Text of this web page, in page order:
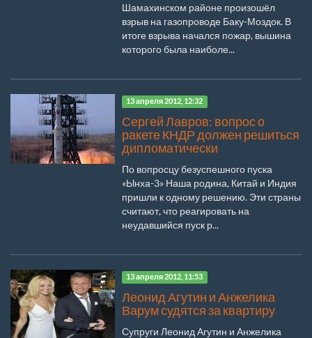
Шамахинском районе произошёл
взрыв на газопроводе Баку-Моздок. В
итоге взрыва начался пожар, вышина
которого была наиболе...
13 апреля 2012, 12:32
Сергей Лавров: вопрос о
ракете КНДР должен решиться
дипломатически
По вопросцу безуспешного пуска
«Ынха-3» Наша родина, Китай и Индия
пришли к одному решению. Эти страны
считают, что реагировать на
неудавшийся пуск р...
13 апреля 2012, 11:53
Леонид Агутин и Анжелика
Варум судятся за квартиру
Супруги Леонид Агутин и Анжелика